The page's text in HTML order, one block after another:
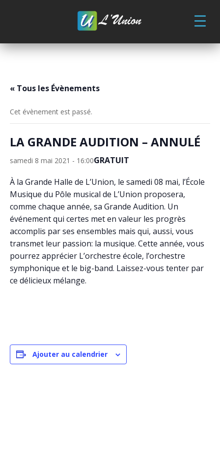
« Tous les Évènements
Cet évènement est passé.
LA GRANDE AUDITION – ANNULÉ
samedi 8 mai 2021 - 16:00GRATUIT
À la Grande Halle de L’Union, le samedi 08 mai, l’École
Musique du Pôle musical de L’Union proposera,
comme chaque année, sa Grande Audition. Un
événement qui certes met en valeur les progrès
accomplis par ses ensembles mais qui, aussi, vous
transmet leur passion: la musique. Cette année, vous
pourrez apprécier L’orchestre école, l’orchestre
symphonique et le big-band. Laissez-vous tenter par
ce délicieux mélange.
Ajouter au calendrier